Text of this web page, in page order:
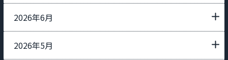
2026年6月
2026年5月